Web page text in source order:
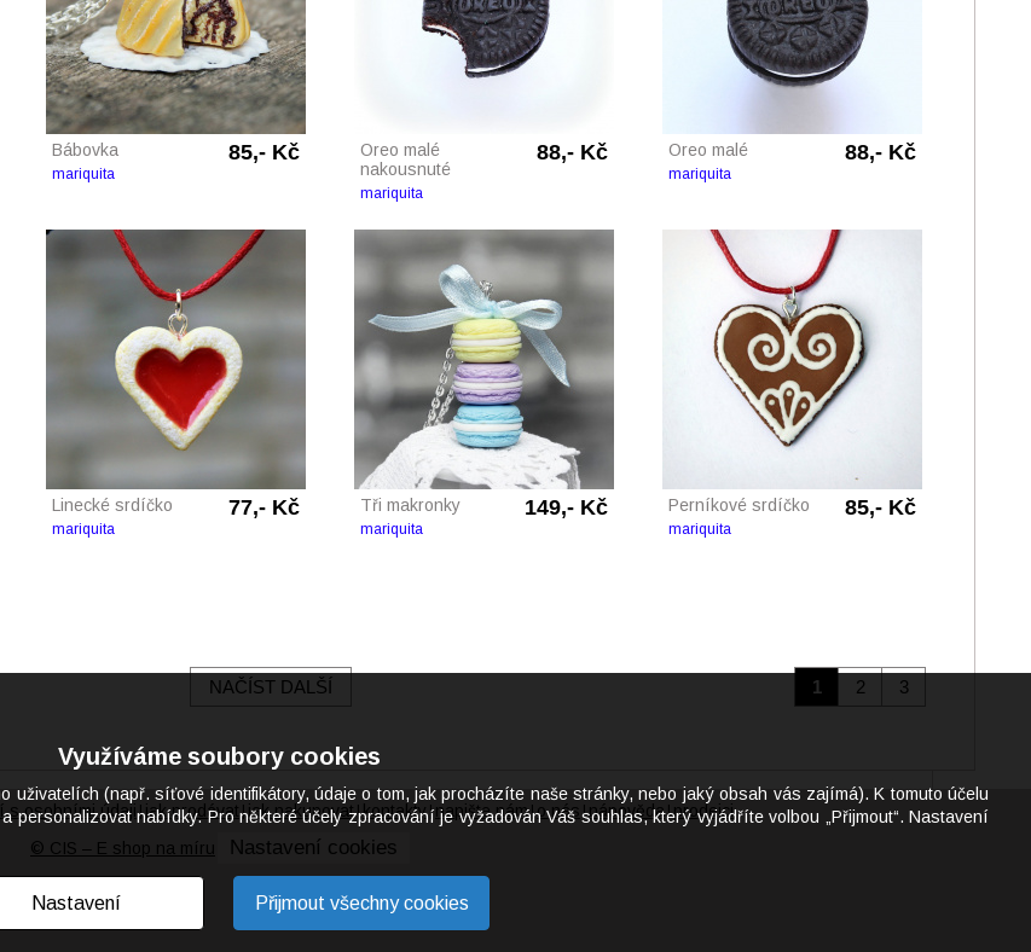
Bábovka 85,- Kč
mariquita
Oreo malé
nakousnuté
88,- Kč
mariquita
Oreo malé 88,- Kč
mariquita
Linecké srdíčko 77,- Kč
mariquita
Tři makronky 149,- Kč
mariquita
Perníkové srdíčko 85,- Kč
mariquita
1 2 3
NAČÍST DALŠÍ
s osobními údaji | jak prodávat | jak nakupovat |kontakty | napište nám |o nás |nápověda|prodejci
© CIS – E shop na míru
Nastavení cookies
Využíváme soubory cookies
uživatelích (např. síťové identifikátory, údaje o tom, jak procházíte naše stránky, nebo jaký obsah vás zajímá). K tomuto účelu
nabídky. Pro některé účely zpracování je vyžadován Váš souhlas, který vyjádříte volbou „Přijmout“. Nastavení
Nastavení Přijmout všechny cookies